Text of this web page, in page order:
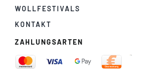
WOLLFESTIVALS
KONTAKT
ZAHLUNGSARTEN